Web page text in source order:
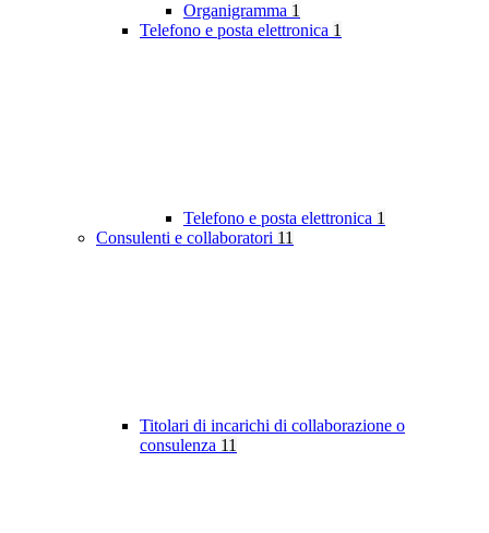
Organigramma 1
Telefono e posta elettronica 1
Telefono e posta elettronica 1
Consulenti e collaboratori 11
Titolari di incarichi di collaborazione o
consulenza 11